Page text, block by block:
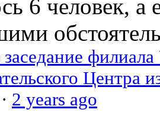
6 человек, а
Центра
· 2 years ago